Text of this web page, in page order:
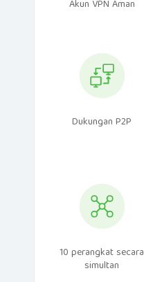
Akun VPN Aman
Dukungan P2P
10 perangkat secara
simultan